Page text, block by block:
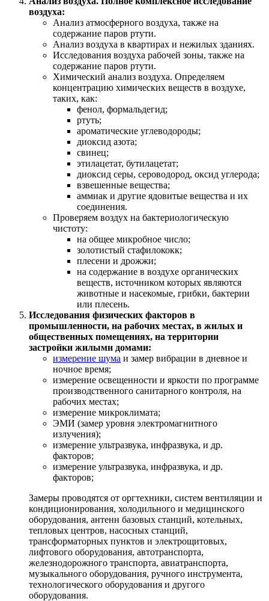
воздуха:
Анализ атмосферного воздуха, также на
содержание паров ртути.
Анализ воздуха в квартирах и нежилых зданиях.
Исследования воздуха рабочей зоны, также на
содержание паров ртути.
Химический анализ воздуха. Определяем
концентрацию химических веществ в воздухе,
таких, как:
фенол, формальдегид;
ртуть;
ароматические углеводороды;
диоксид азота;
свинец;
этилацетат, бутилацетат;
диоксид серы, сероводород, оксид углерода;
взвешенные вещества;
аммиак и другие ядовитые вещества и их
соединения.
Проверяем воздух на бактериологическую
чистоту:
на общее микробное число;
золотистый стафилококк;
плесени и дрожжи;
на содержание в воздухе органических
веществ, источником которых являются
животные и насекомые, грибки, бактерии
или плесень.
Исследования физических факторов в
промышленности, на рабочих местах, в жилых и
общественных помещениях, на территории
застройки жилыми домами:
измерение шума и замер вибрации в дневное и
ночное время;
измерение освещенности и яркости по программе
производственного санитарного контроля, на
рабочих местах;
измерение микроклимата;
ЭМИ (замер уровня электромагнитного
излучения);
измерение ультразвука, инфразвука, и др.
факторов;
измерение ультразвука, инфразвука, и др.
факторов;
Замеры проводятся от оргтехники, систем вентиляции и
кондиционирования, холодильного и медицинского
оборудования, антенн базовых станций, котельных,
тепловых центров, насосных станций,
трансформаторных пунктов и электрощитовых,
лифтового оборудования, автотранспорта,
железнодорожного транспорта, авиатранспорта,
музыкального оборудования, ручного инструмента,
технологического оборудования и другого
оборудования.